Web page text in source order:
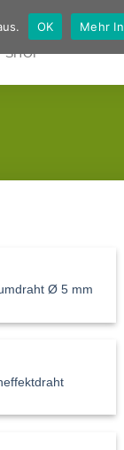
SHOP
Ø 5 mm
OK Mehr